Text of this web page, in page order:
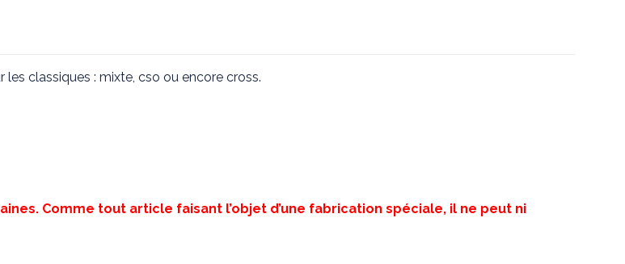
de
classiques : mixte, cso ou encore cross.
Comme tout article faisant l’objet d’une fabrication spéciale, il ne peut ni